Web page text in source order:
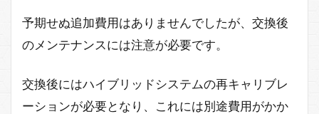
予期せぬ追加費用はありませんでしたが、交換後
のメンテナンスには注意が必要です。
交換後にはハイブリッドシステムの再キャリブレ
ーションが必要となり、これには別途費用がかか